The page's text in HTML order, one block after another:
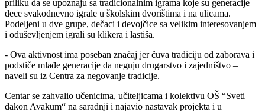
priliku da se upoznaju sa tradicionalnim igrama koje su generacije
dece svakodnevno igrale u školskim dvorištima i na ulicama.
Podeljeni u dve grupe, dečaci i devojčice sa velikim interesovanjem
i oduševljenjem igrali su klikera i lastiša.
- Ova aktivnost ima poseban značaj jer čuva tradiciju od zaborava i
podstiče mlađe generacije da neguju drugarstvo i zajedništvo –
naveli su iz Centra za negovanje tradicije.
Centar se zahvalio učenicima, učiteljicama i kolektivu OŠ “Sveti
đakon Avakum“ na saradnji i najavio nastavak projekta i u